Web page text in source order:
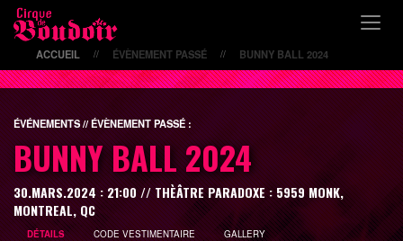
ACCUEIL // ÉVÈNEMENT PASSÉ // BUNNY BALL 2024
ÉVÉNEMENTS // ÉVÈNEMENT PASSÉ :
BUNNY BALL 2024
30.MARS.2024 : 21:00 // THÈÂTRE PARADOXE : 5959 MONK,
MONTREAL, QC
DÉTAILS CODE VESTIMENTAIRE GALLERY